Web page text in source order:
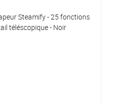
Steamify - 25 fonctions
téléscopique - Noir